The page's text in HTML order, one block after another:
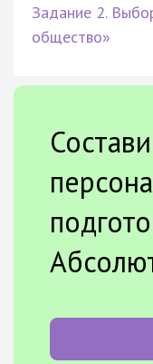
Задание 2.
общество»